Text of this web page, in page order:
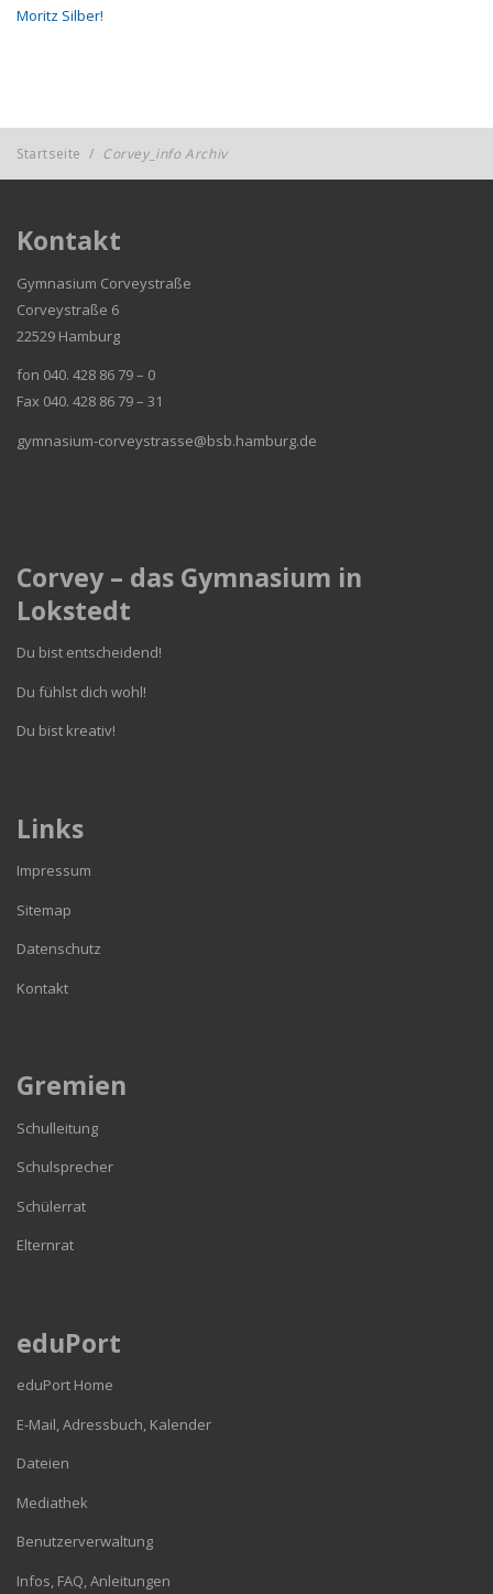
Moritz Silber!
Startseite / Corvey_info Archiv
Kontakt
Gymnasium Corveystraße
Corveystraße 6
22529 Hamburg
fon 040. 428 86 79 – 0
Fax 040. 428 86 79 – 31
gymnasium-corveystrasse@bsb.hamburg.de
Corvey – das Gymnasium in
Lokstedt
Du bist entscheidend!
Du fühlst dich wohl!
Du bist kreativ!
Links
Impressum
Sitemap
Datenschutz
Kontakt
Gremien
Schulleitung
Schulsprecher
Schülerrat
Elternrat
eduPort
eduPort Home
E-Mail, Adressbuch, Kalender
Dateien
Mediathek
Benutzerverwaltung
Infos, FAQ, Anleitungen